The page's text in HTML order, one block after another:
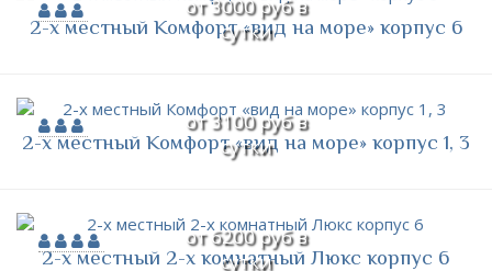
от 3000 руб в
сутки
2-х местный Комфорт «вид на море» корпус 6
от 3100 руб в
сутки
2-х местный Комфорт «вид на море» корпус 1, 3
от 6200 руб в
сутки
2-х местный 2-х комнатный Люкс корпус 6